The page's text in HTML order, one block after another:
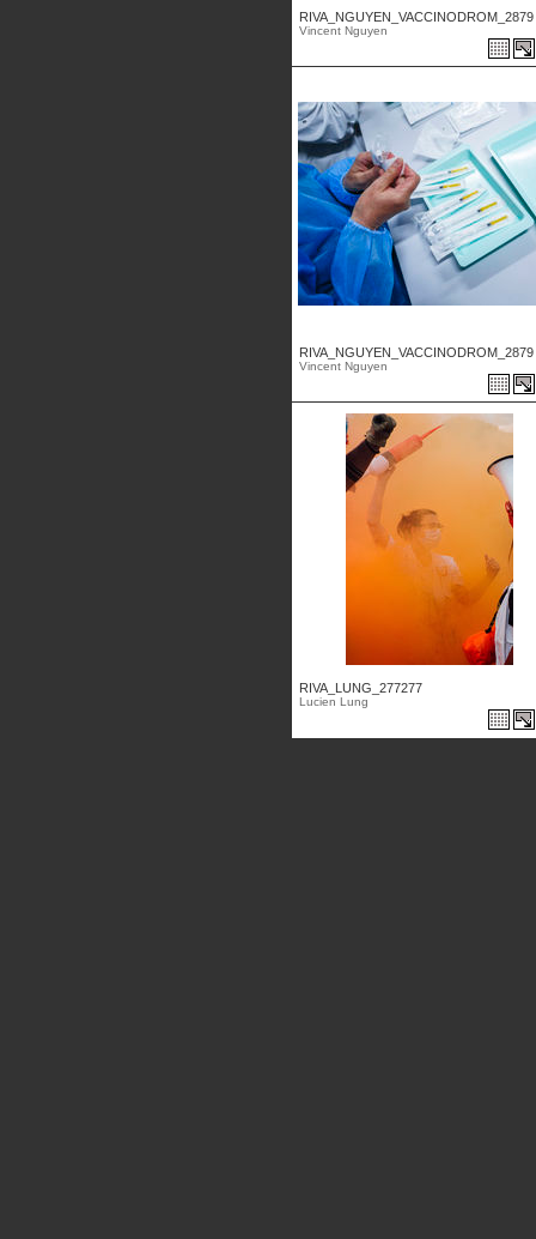
RIVA_NGUYEN_VACCINODROM_2879
Vincent Nguyen
RIVA_NGUYEN_VACCINODROM_2879
Vincent Nguyen
RIVA_LUNG_277277
Lucien Lung